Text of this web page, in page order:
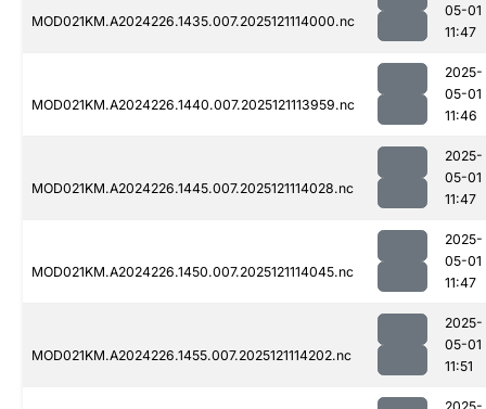
MOD021KM.A2024226.1435.007.2025121114000.nc
05-01
11:47
MOD021KM.A2024226.1440.007.2025121113959.nc
2025-
05-01
11:46
MOD021KM.A2024226.1445.007.2025121114028.nc
2025-
05-01
11:47
MOD021KM.A2024226.1450.007.2025121114045.nc
2025-
05-01
11:47
MOD021KM.A2024226.1455.007.2025121114202.nc
2025-
05-01
11:51